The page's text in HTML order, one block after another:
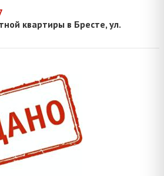
квартиры в Бресте, ул.